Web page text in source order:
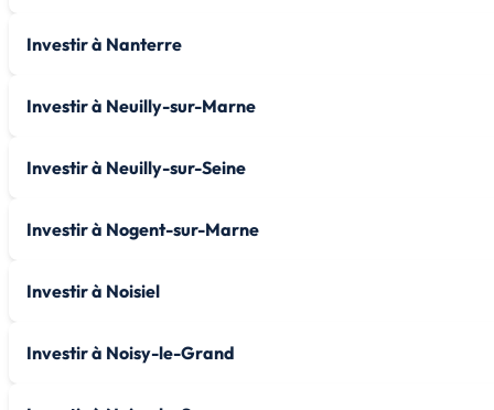
Investir à Nanterre
Investir à Neuilly-sur-Marne
Investir à Neuilly-sur-Seine
Investir à Nogent-sur-Marne
Investir à Noisiel
Investir à Noisy-le-Grand